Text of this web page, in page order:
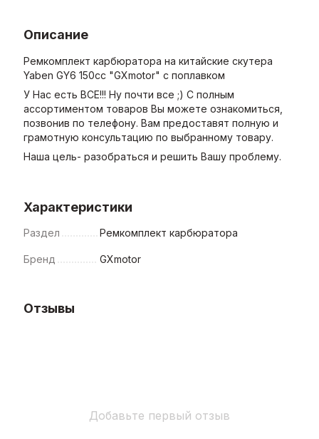
Описание
Ремкомплект карбюратора на китайские скутера
Yaben GY6 150cc "GXmotor" с поплавком
У Нас есть ВСЕ!!! Ну почти все ;) С полным
ассортиментом товаров Вы можете ознакомиться,
позвонив по телефону. Вам предоставят полную и
грамотную консультацию по выбранному товару.
Наша цель- разобраться и решить Вашу проблему.
Характеристики
Раздел Ремкомплект карбюратора
Бренд GXmotor
Отзывы
Добавьте первый отзыв